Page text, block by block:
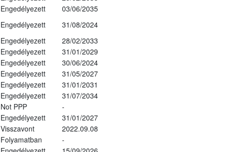
Engedélyezett
03/06/2035
Engedélyezett
31/08/2024
Engedélyezett
28/02/2033
Engedélyezett
31/01/2029
Engedélyezett
30/06/2024
Engedélyezett
31/05/2027
Engedélyezett
31/01/2031
Engedélyezett
31/07/2034
Not PPP
-
Engedélyezett
31/01/2027
Visszavont
2022.09.08
Folyamatban
-